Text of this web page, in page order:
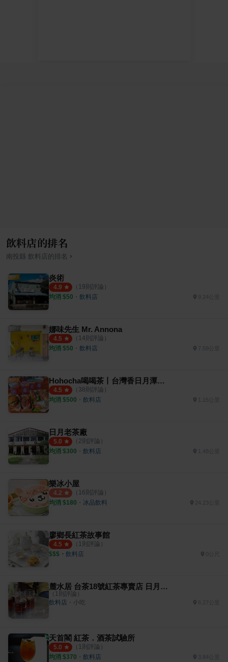
飲料店的排名
南投縣 飲料店的排名 ›
炎術
4.9 （ 19則評論）
均消 $50 ・ 飲料店 9.24公里
娜味先生 Mr. Annona
4.5 （ 14則評論）
均消 $50 ・ 飲料店 7.59公里
Hohocha喝喝茶丨台灣香日月潭紅茶廠
4.5 （ 38則評論）
均消 $500 ・ 飲料店 1.15公里
日月老茶廠
5.0 （ 2則評論）
均消 $300 ・ 飲料店 1.48公里
樂冰小屋
4.2 （ 16則評論）
均消 $180 ・ 冰品飲料 24.23公里
廖鄉長紅茶故事館
4.5 （ 1 則評論）
$$$ ・ 飲料店
麓水居 台茶18號紅茶專賣店 日月潭紅茶
（ 1 則評論）
飲料店 ・ 小吃
天首閣 紅茶．酒茶試驗所
5.0 （ 1 則評論）
均消 $370 ・ 飲料店 3.84公里